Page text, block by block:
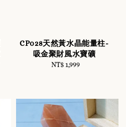
CP028天然黃水晶能量柱-
吸金聚財風水寶礦
Regular
NT$ 1,999